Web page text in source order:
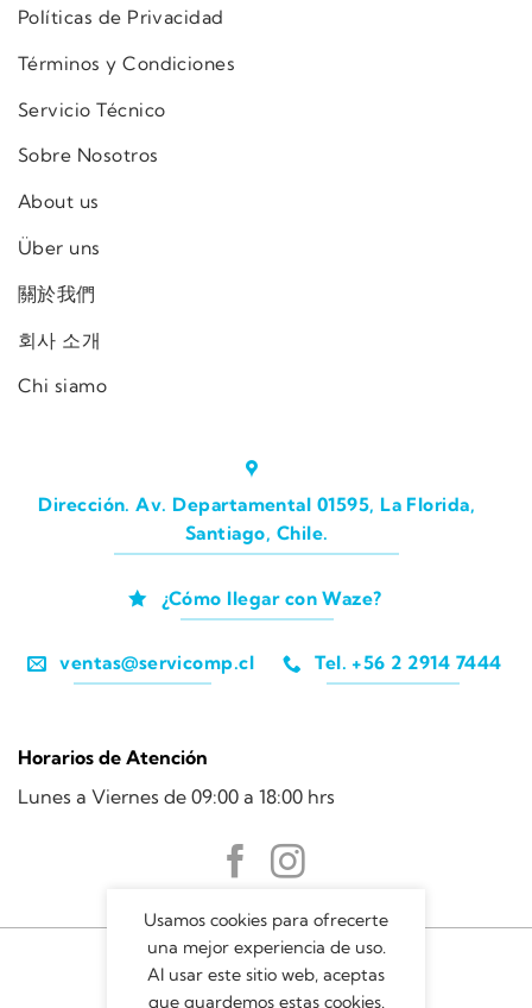
Políticas de Privacidad
Términos y Condiciones
Servicio Técnico
Sobre Nosotros
About us
Über uns
關於我們
회사 소개
Chi siamo
Dirección. Av. Departamental 01595, La Florida,
Santiago, Chile.
¿Cómo llegar con Waze?
ventas@servicomp.cl Tel. +56 2 2914 7444
Horarios de Atención
Lunes a Viernes de 09:00 a 18:00 hrs
Usamos cookies para ofrecerte
una mejor experiencia de uso.
Al usar este sitio web, aceptas
que guardemos estas cookies.